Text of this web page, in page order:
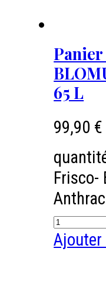
65 L
99,90 €
Frisco-
Ajouter